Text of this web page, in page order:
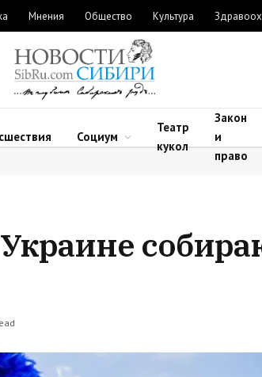
Мнения Общество Культура
Социум
Театр
кукол
Закон
и
право